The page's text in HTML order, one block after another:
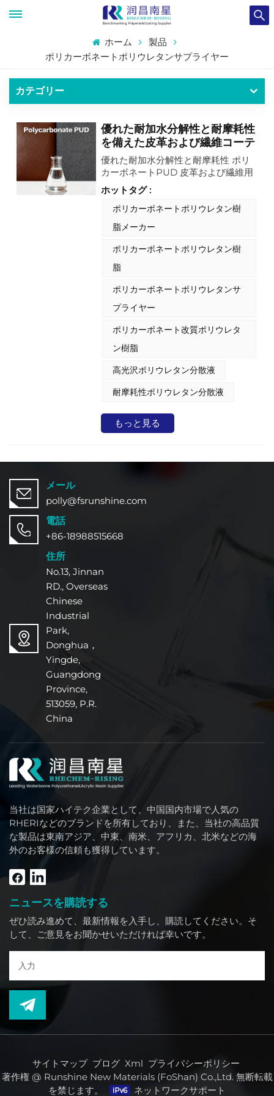
ホーム
製品
ポリカーボネートポリウレタンサプライヤー
カテゴリー
優れた耐加水分解性と耐摩耗性
を備えた皮革および繊維コーテ
ィング用ポリカーボネート
PUD
優れた耐加水分解性と耐摩耗性 ポリ
カーボネートPUD 皮革および繊維用
途における環境に優しいコーティング
システム向けに特別に設計された高性
能ポリウレタン分散液です。ポリカー
ボネートPUDとして、水分の蒸発時
に凝集反応を起こし、耐久性のある塗
膜を形成します。低VOCで洗浄が容
ます。このメカニズムにより、コーテ
そして優れた加水分解および摩耗耐性
を発揮します。 ポリカーボネート
性、耐摩耗性、柔軟性、接着性といっ
た特性は、ポリカーボネートセグメン
トを組み込んだ高度な分子設計によっ
て実現されています。ポリカーボネー
度を向上させるために、皮革仕上げや
性コーティングの配合に最適で、長期
的な保護性能と性能を提供します。
ホットタグ :
ポリカーボネートポリウレタン樹
脂メーカー
ポリカーボネートポリウレタン樹
脂
ポリカーボネートポリウレタンサ
プライヤー
ポリカーボネート改質ポリウレタ
ン樹脂
高光沢ポリウレタン分散液
耐摩耗性ポリウレタン分散液
もっと見る
メール
polly@fsrunshine.com
電話
+86-18988515668
住所
No.13, Jinnan
RD., Overseas
Chinese
Industrial
Park,
Donghua，
Yingde,
Guangdong
Province,
513059, P.R.
China
当社は国家ハイテク企業として、中国国内市場で人気の
RHERIなどのブランドを所有しており、また、当社の高品質
な製品は東南アジア、中東、南米、アフリカ、北米などの海
外のお客様の信頼も獲得しています。
ニュースを購読する
ぜひ読み進めて、最新情報を入手し、購読してください。そ
して、ご意見をお聞かせいただければ幸いです。
サイトマップ ブログ Xml プライバシーポリシー
著作権 @ Runshine New Materials (FoShan) Co.,Ltd. 無断転載
を禁じます。
ネットワークサポート